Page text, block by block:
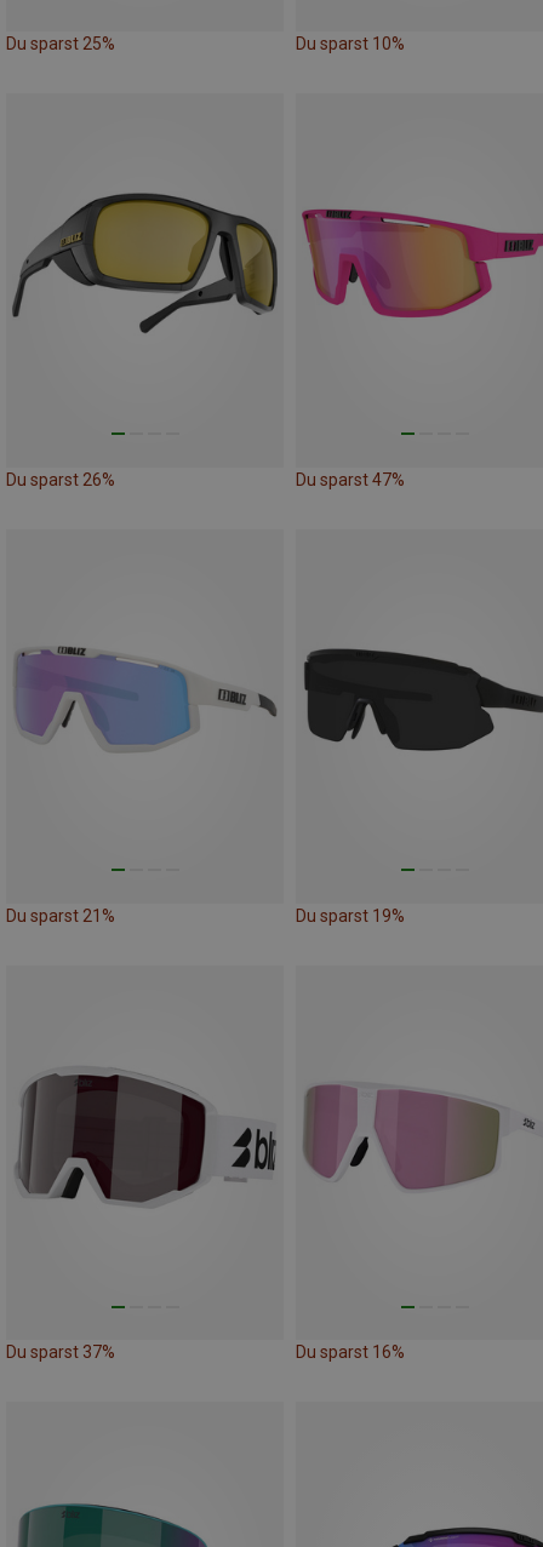
Du sparst 25% Du sparst 10%
Du sparst 26% Du sparst 47%
Du sparst 21% Du sparst 19%
Du sparst 37% Du sparst 16%